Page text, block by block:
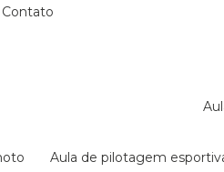
Contato
aula de pilotagem